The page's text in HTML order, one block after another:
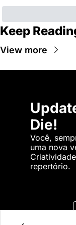
Keep
View more
Die!
Você,
uma nova
repertório.